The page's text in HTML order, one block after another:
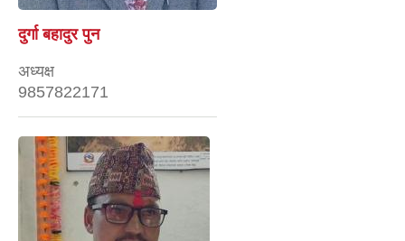
दुर्गा बहादुर पुन
अध्यक्ष
9857822171